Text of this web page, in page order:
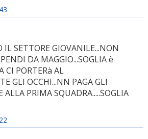
SETTORE GIOVANILE...NON
DA MAGGIO...SOGLIA è
CI PORTERà AL
GLI OCCHI...NN PAGA GLI
PRIMA SQUADRA.....SOGLIA